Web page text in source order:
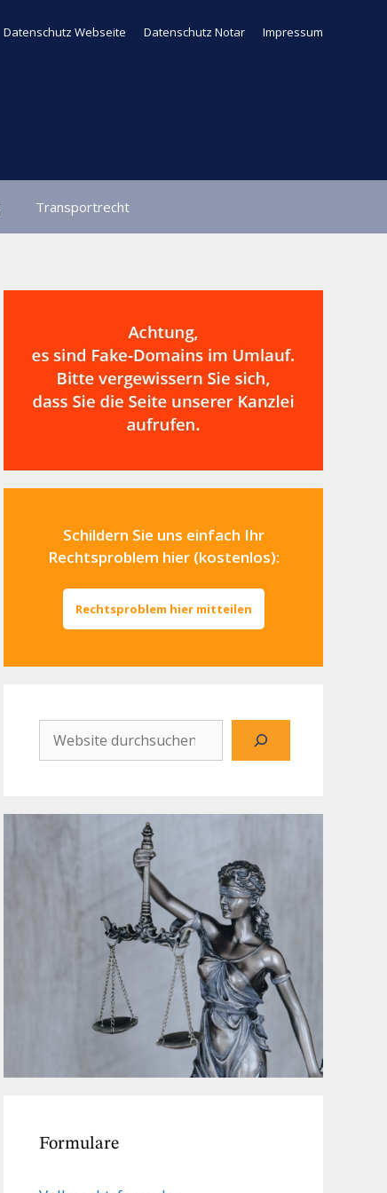
Datenschutz Webseite Datenschutz Notar Impressum
Transportrecht
Schildern Sie uns einfach Ihr
Rechtsproblem hier (kostenlos):
Rechtsproblem hier mitteilen
Website
durchsuchen
Formulare